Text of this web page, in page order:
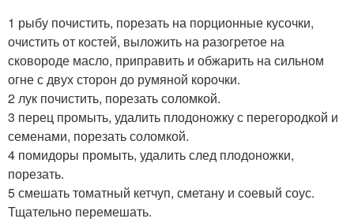
1 рыбу почистить, порезать на порционные кусочки,
очистить от костей, выложить на разогретое на
сковороде масло, приправить и обжарить на сильном
огне с двух сторон до румяной корочки.
2 лук почистить, порезать соломкой.
3 перец промыть, удалить плодоножку с перегородкой и
семенами, порезать соломкой.
4 помидоры промыть, удалить след плодоножки,
порезать.
5 смешать томатный кетчуп, сметану и соевый соус.
Тщательно перемешать.